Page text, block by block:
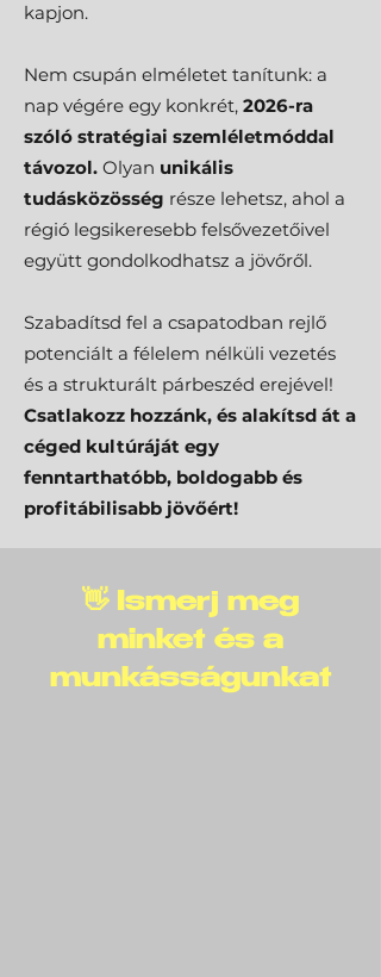
kapjon.
Nem csupán elméletet tanítunk: a
nap végére egy konkrét, 2026-ra
szóló stratégiai szemléletmóddal
távozol. Olyan unikális
tudásközösség része lehetsz, ahol a
régió legsikeresebb felsővezetőivel
együtt gondolkodhatsz a jövőről.
Szabadítsd fel a csapatodban rejlő
potenciált a félelem nélküli vezetés
és a strukturált párbeszéd erejével!
Csatlakozz hozzánk, és alakítsd át a
céged kultúráját egy
fenntarthatóbb, boldogabb és
profitábilisabb jövőért!
👋 Ismerj meg
minket és a
munkásságunkat